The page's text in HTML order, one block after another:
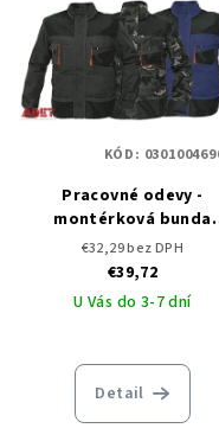
Pracovné odevy -
montérková bunda
EMERTON ČERVA
€32,29 bez DPH
€39,72
U Vás do 3-7 dní
Detail
KÓD: